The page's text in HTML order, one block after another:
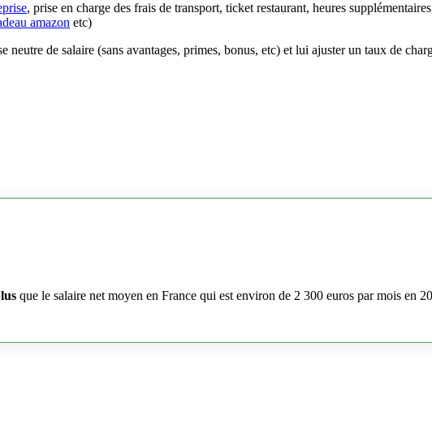
, prise en charge des frais de transport, ticket restaurant, heures
amazon etc)
de salaire (sans avantages, primes, bonus, etc) et lui ajuster un taux de
que le salaire net moyen en France qui est environ de 2 300 euros par mois en